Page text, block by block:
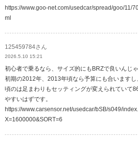
https://www.goo-net.com/usedcar/spread/goo/11/
ml
125459784さん
2026.5.10 15:21
初心者で乗るなら、サイズ的にもBRZで良いんじゃ
初期の2012年、2013年頃なら予算にも合います
頃のは足まわりもセッティングが変えられていて
やすいはずです。
https://www.carsensor.net/usedcar/bSB/s049/
X=1600000&SORT=6